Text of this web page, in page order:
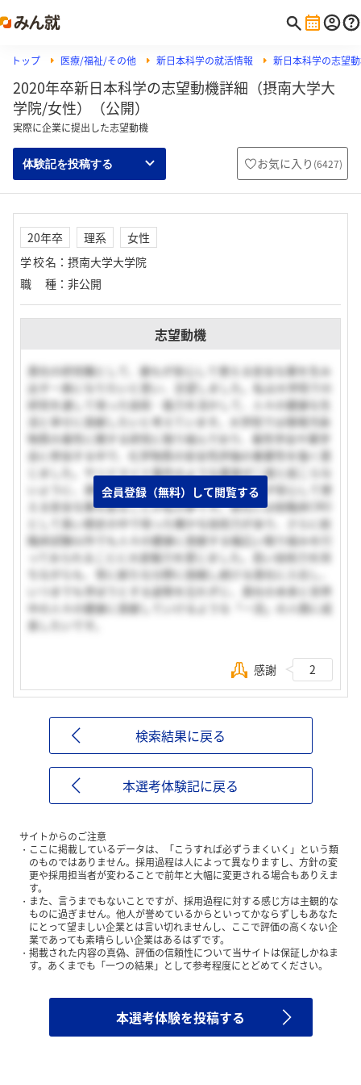
トップ 医療/福祉/その他 新日本科学の就活情報 新日本科学の志望
2020年卒新日本科学の志望動機詳細（摂南大学大
学院/女性）（公開）
実際に企業に提出した志望動機
体験記を投稿する お気に入り (6427)
20年卒 理系
女性
学校名 ： 摂南大学大学院
職種 ： 非公開
志望動機
貴社の研究職として、誰もが安心して使える安全な薬を生み
出す一員になりたいと思い、志望しました。私は大学院での
研究を通して培った技術・能力を活かして、人々の健康な生
活と幸せに貢献したいと考えています。大学院では環境汚染
物質の毒性に関する研究に取り組んでおり、毒性学会や薬学
会に参加する中で、化学物質の安全性評価の重要性を強く感
じました。サリドマイド事件のような薬害が二度と起こらな
いように、適切な安全性評価を行い、多くの人が安心して使
える安全な薬を創ることが私の夢です。貴社には前臨床CRO
として長い歴史の中で培った確かな技術力があり、さらに前
臨床試験以外でも人々の健康に貢献する幅広い取り組みを行
っておられることに大変魅力を感じました。高い技術力を持
ちながらも、常に新たな分野に挑戦し続ける貴社に入社し、
いつまでも学ぼうとする姿勢を忘れずに、貴社の未来と世界
中の人々の健康に貢献していけるような「一流」の人間に成
長したいです。
会員登録（無料）して閲覧する
感謝 2
検索結果に戻る
本選考体験記に戻る
サイトからのご注意
ここに掲載しているデータは、「こうすれば必ずうまくいく」という類
のものではありません。採用過程は人によって異なりますし、方針の変
更や採用担当者が変わることで前年と大幅に変更される場合もありえま
す。
また、言うまでもないことですが、採用過程に対する感じ方は主観的な
ものに過ぎません。他人が誉めているからといってかならずしもあなた
にとって望ましい企業とは言い切れませんし、ここで評価の高くない企
業であっても素晴らしい企業はあるはずです。
掲載された内容の真偽、評価の信頼性について当サイトは保証しかねま
す。あくまでも「一つの結果」として参考程度にとどめてください。
本選考体験を投稿する